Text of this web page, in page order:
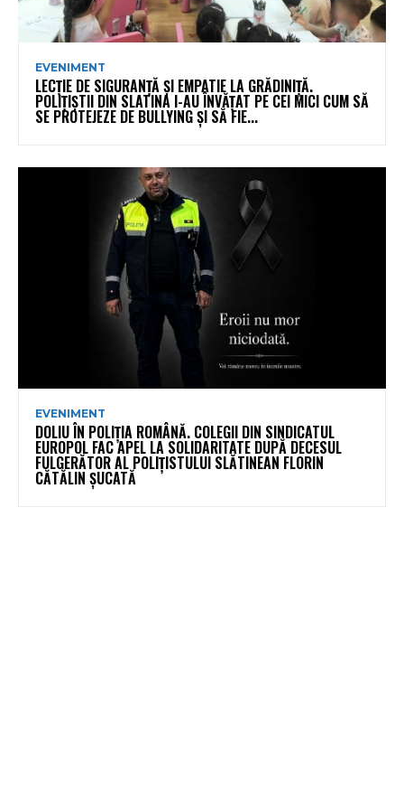
EVENIMENT
LECȚIE DE SIGURANȚĂ ȘI EMPATIE LA GRĂDINIȚĂ.
POLIȚIȘTII DIN SLATINA I-AU ÎNVĂȚAT PE CEI MICI CUM SĂ
SE PROTEJEZE DE BULLYING ȘI SĂ FIE...
EVENIMENT
DOLIU ÎN POLIȚIA ROMÂNĂ. COLEGII DIN SINDICATUL
EUROPOL FAC APEL LA SOLIDARITATE DUPĂ DECESUL
FULGERĂTOR AL POLIȚISTULUI SLĂTINEAN FLORIN
CĂTĂLIN ȘUCATĂ